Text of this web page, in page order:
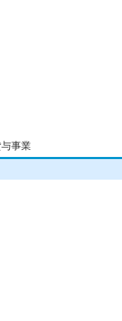
事業